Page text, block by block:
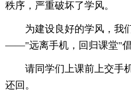
秩序，严重破坏了学风。
为建设良好的学风，我
——"远离手机，回归课堂"
请同学们上课前上交手
还回。